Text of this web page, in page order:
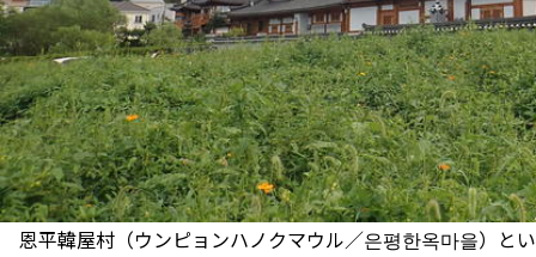
恩平韓屋村（ウンピョンハノクマウル／은평한옥마을）と